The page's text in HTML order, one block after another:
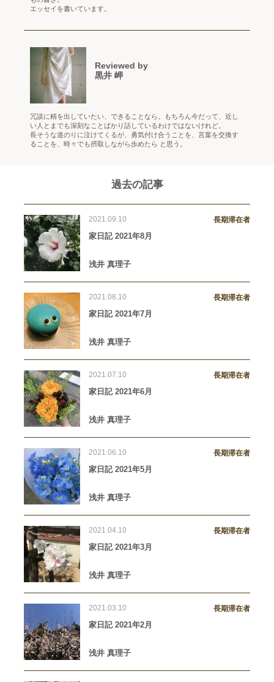
エッセイを書いています。
Reviewed by
黒井 岬
冗談に精を出していたい、できることなら。もちろん今だって、近し
い人とまでも深刻なことばかり話しているわけではないけれど。
長そうな道のりに泣けてくるが、勇気付け合うことを、言葉を交換す
ることを、時々でも摂取しながら歩めたら と思う。
過去の記事
2021.09.10 長期滞在者
家日記 2021年8月
浅井 真理子
2021.08.10 長期滞在者
家日記 2021年7月
浅井 真理子
2021.07.10 長期滞在者
家日記 2021年6月
浅井 真理子
2021.06.10 長期滞在者
家日記 2021年5月
浅井 真理子
2021.04.10 長期滞在者
家日記 2021年3月
浅井 真理子
2021.03.10 長期滞在者
家日記 2021年2月
浅井 真理子